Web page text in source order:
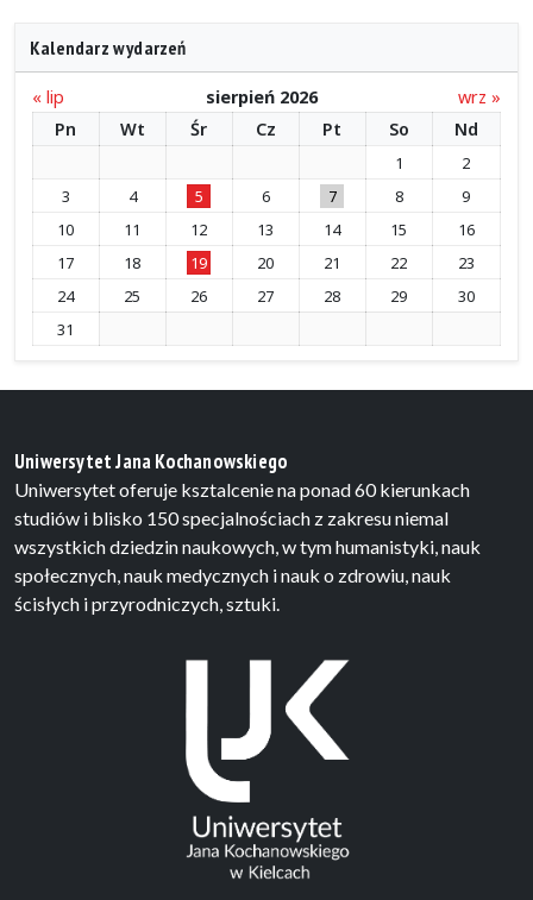
Kalendarz wydarzeń
« lip sierpień 2026
wrz »
Pn
Wt Śr Cz Pt So Nd
1
2
3
4 5 6 7 8
9
10
11 12 13 14 15
16
17
18 19 20 21 22
23
24
25 26 27 28 29
30
31
Uniwersytet Jana Kochanowskiego
Uniwersytet oferuje ksztalcenie na ponad 60 kierunkach
studiów i blisko 150 specjalnościach z zakresu niemal
wszystkich dziedzin naukowych, w tym humanistyki, nauk
społecznych, nauk medycznych i nauk o zdrowiu, nauk
ścisłych i przyrodniczych, sztuki.